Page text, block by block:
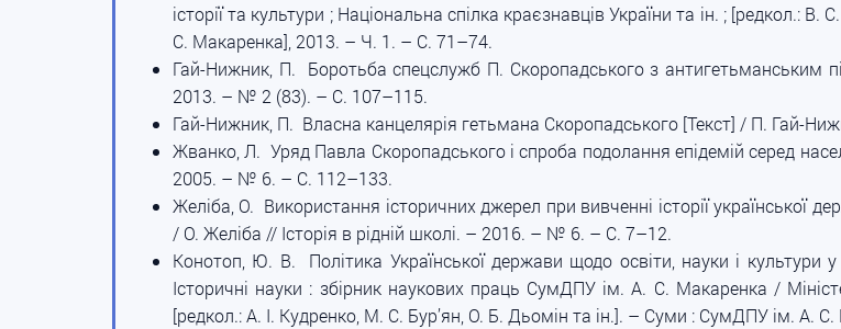
історії та культури ; Національна спілка краєзнавців України та ін. ; [редкол.:
С. Макаренка], 2013. – Ч. 1. – С. 71–74.
Гай-Нижник, П. Боротьба спецслужб П. Скоропадського з антигетьманським
2013. – № 2 (83). – С. 107–115.
Гай-Нижник, П. Власна канцелярія гетьмана Скоропадського [Текст] / П. Гай-
Жванко, Л. Уряд Павла Скоропадського і спроба подолання епідемій серед
2005. – № 6. – С. 112–133.
Желіба, О. Використання історичних джерел при вивченні історії української
/ О. Желіба // Історія в рідній школі. – 2016. – № 6. – С. 7–12.
Конотоп, Ю. В. Політика Української держави щодо освіти, науки і
Історичні науки : збірник наукових праць СумДПУ ім. А. С. Макаренка /
[редкол.: А. І. Кудренко, М. С. Бур’ян, О. Б. Дьомін та ін.]. – Суми : СумДПУ ім. А.